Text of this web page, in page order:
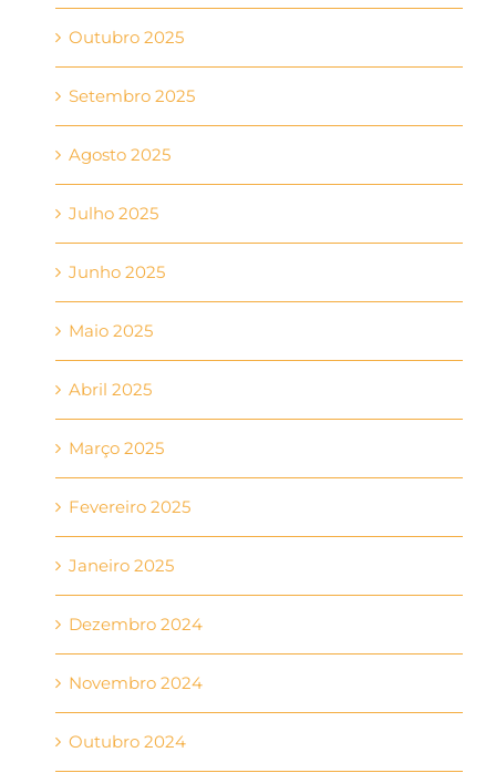
Outubro 2025
Setembro 2025
Agosto 2025
Julho 2025
Junho 2025
Maio 2025
Abril 2025
Março 2025
Fevereiro 2025
Janeiro 2025
Dezembro 2024
Novembro 2024
Outubro 2024